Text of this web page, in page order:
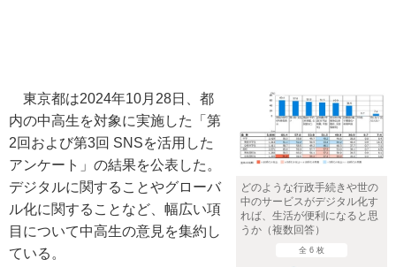
どのような行政手続きや世の
中のサービスがデジタル化す
れば、生活が便利になると思
うか（複数回答）
全 6 枚
東京都は2024年10月28日、都
内の中高生を対象に実施した「第
2回および第3回 SNSを活用した
アンケート」の結果を公表した。
デジタルに関することやグローバ
ル化に関することなど、幅広い項
目について中高生の意見を集約し
ている。